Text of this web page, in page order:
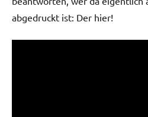
abgedruckt ist: Der hier!